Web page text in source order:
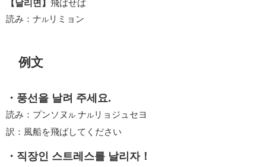
【날리면】 飛ばせば
読み：ナ ル リミョン
例文
・풍선을 날려 주세요.
読み：プンソヌ ル ナ ル リョジュセヨ
訳：風船を飛ばしてください
・직장인 스트레스를 날리자！